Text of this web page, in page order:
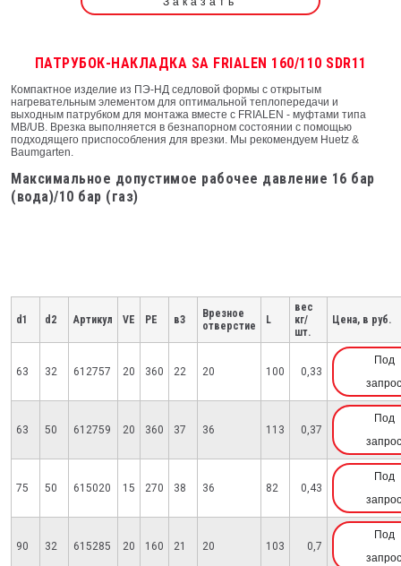
ПАТРУБОК-НАКЛАДКА SA FRIALEN 160/110 SDR11
Компактное изделие из ПЭ-НД седловой формы с открытым
нагревательным элементом для оптимальной теплопередачи и
выходным патрубком для монтажа вместе с FRIALEN - муфтами типа
МВ/UB. Врезка выполняется в безнапорном состоянии с помощью
подходящего приспособления для врезки. Мы рекомендуем Huetz &
Baumgarten.
Максимальное допустимое рабочее давление 16 бар
(вода)/10 бар (газ)
d1 d2 Артикул VE PE в3
Врезное
отверстие
L
вес
кг/
шт.
Цена, в руб.
63 32 612757 20 360 22 20 100 0,33
Под
запрос
63 50 612759 20 360 37 36 113 0,37
Под
запрос
75 50 615020 15 270 38 36 82 0,43
Под
запрос
90 32 615285 20 160 21 20 103 0,7
Под
запрос